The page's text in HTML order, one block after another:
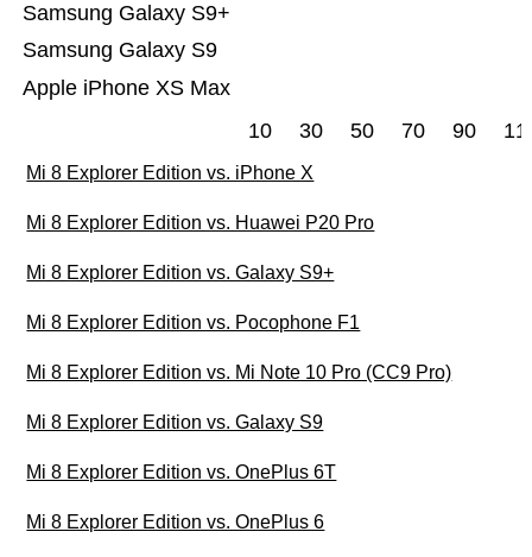
Apple iPhone XS Max
Samsung Galaxy S9
Samsung Galaxy S9+
10 30 50 70 90
Mi 8 Explorer Edition vs. iPhone X
Mi 8 Explorer Edition vs. Huawei P20 Pro
Mi 8 Explorer Edition vs. Galaxy S9+
Mi 8 Explorer Edition vs. Pocophone F1
Mi 8 Explorer Edition vs. Mi Note 10 Pro (CC9 Pro)
Mi 8 Explorer Edition vs. Galaxy S9
Mi 8 Explorer Edition vs. OnePlus 6T
Mi 8 Explorer Edition vs. OnePlus 6